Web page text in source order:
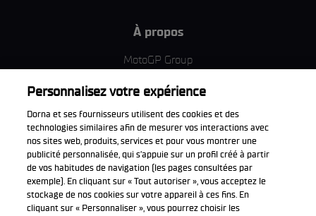
À propos
MotoGP Group
Termes et conditions d'utilisation
Politique de confidentialité
Politique d’achat
Télécharger l'appli officiell
Personnalisez votre expérience
Dorna et ses fournisseurs utilisent des cookies et des
technologies similaires afin de mesurer vos interactions avec
nos sites web, produits, services et pour vous montrer une
publicité personnalisée, qui s’appuie sur un profil créé à partir
de vos habitudes de navigation (les pages consultées par
exemple). En cliquant sur « Tout autoriser », vous acceptez le
stockage de nos cookies sur votre appareil à ces fins. En
cliquant sur « Personnaliser », vous pourrez choisir les